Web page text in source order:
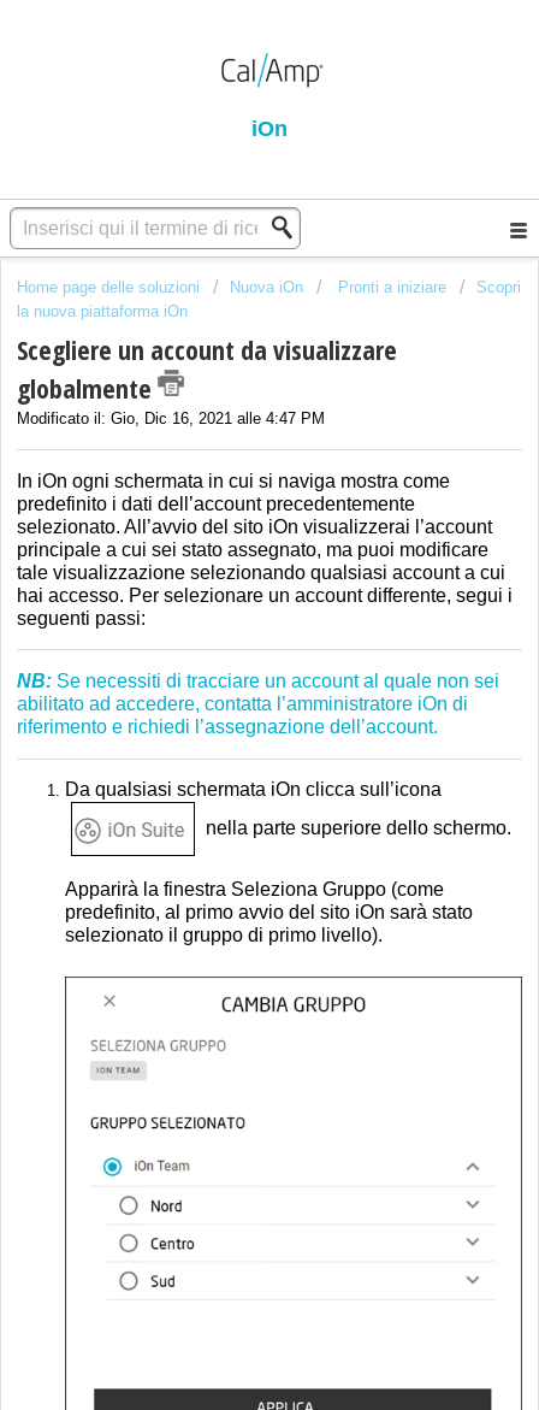
iOn
Home page delle soluzioni Nuova iOn Pronti a iniziare
Scopri
la nuova piattaforma iOn
Scegliere un account da visualizzare
globalmente
Modificato il: Gio, Dic 16, 2021 alle 4:47 PM
In iOn ogni schermata in cui si naviga mostra come
predefinito i dati dell’account precedentemente
selezionato. All’avvio del sito iOn visualizzerai l’account
principale a cui sei stato assegnato, ma puoi modificare
tale visualizzazione selezionando qualsiasi account a cui
hai accesso. Per selezionare un account differente, segui i
seguenti passi:
NB: Se necessiti di tracciare un account al quale non sei
abilitato ad accedere, contatta l’amministratore iOn di
riferimento e richiedi l’assegnazione dell’account.
Da qualsiasi schermata iOn clicca sull’icona
nella parte superiore dello schermo.
Apparirà la finestra Seleziona Gruppo (come
predefinito, al primo avvio del sito iOn sarà stato
selezionato il gruppo di primo livello).